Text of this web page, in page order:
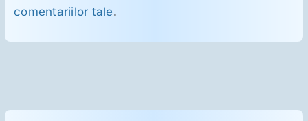
comentariilor tale.